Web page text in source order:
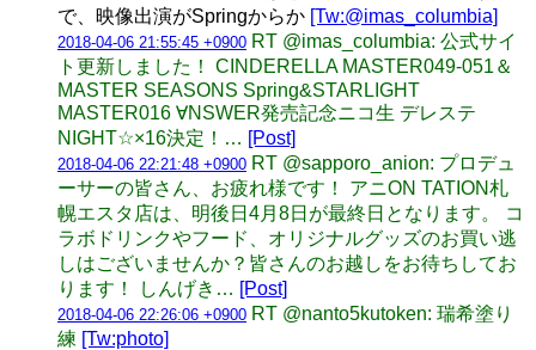
で、映像出演がSpringからか [Tw:@imas_columbia]
2018-04-06 21:55:45 +0900 RT @imas_columbia: 公式サイ
ト更新しました！ CINDERELLA MASTER049-051＆
MASTER SEASONS Spring&STARLIGHT
MASTER016 ∀NSWER発売記念ニコ生 デレステ
NIGHT☆×16決定！… [Post]
2018-04-06 22:21:48 +0900 RT @sapporo_anion: プロデュ
ーサーの皆さん、お疲れ様です！ アニON TATION札
幌エスタ店は、明後日4月8日が最終日となります。 コ
ラボドリンクやフード、オリジナルグッズのお買い逃
しはございませんか？皆さんのお越しをお待ちしてお
ります！ しんげき… [Post]
2018-04-06 22:26:06 +0900 RT @nanto5kutoken: 瑞希塗り
練 [Tw:photo]